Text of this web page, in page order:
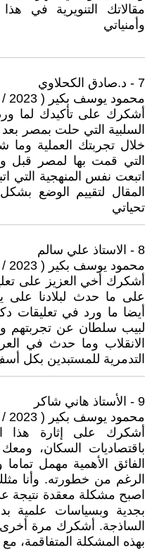
مقالاتك التنويرية في
وأمنياتي
7 - د.صادق الكحلاوي
محمود يوسف بكير ( 2023 / 8 / 25 - 11:40 )
أشكرك ‏على تأكيدك لما
السلبية التي حلت بمصر
خلال تجربتك العملية وما
التي قمت بها لمصر قبل
اتبعت نفس المنهجية التي
المقال لتقييم الوضع
تحياتي
8 - الاستاذ علي سالم
محمود يوسف بكير ( 2023 / 8 / 25 - 11:41 )
أشكرك ‏أخي العزيز على
على ما حدث لبلادنا على
أيضا ما ورد في تعليقات
لبيب سلطان عن تجربتهم
الانقلاب وما حدث في
التدمرية للمستبدين بكل
9 - الأستاذ هاني شاكر
محمود يوسف بكير ( 2023 / 8 / 25 - 11:43 )
أشكرك ‏على إثارة هذا
باقتصاديات السكان،
الفائق الأهمية مهمل
الرغم من خطورته. وأنا
اصبح مشكلة معقدة نتيجة
بجدية وبسياسات علمية
الساذجة. أشكرك مرة أخرى
بهذه المشكلة المتفاقمة، مع